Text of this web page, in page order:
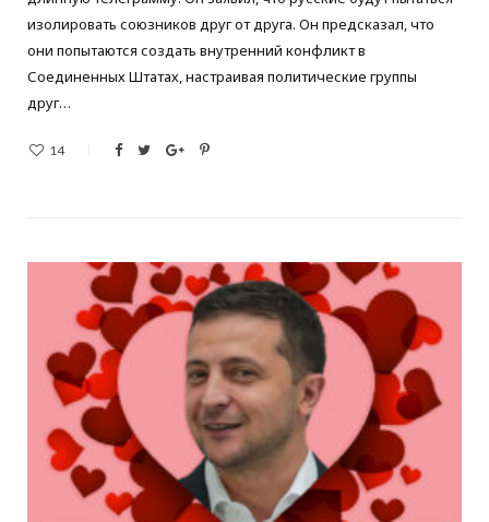
изолировать союзников друг от друга. Он предсказал, что
они попытаются создать внутренний конфликт в
Соединенных Штатах, настраивая политические группы
друг…
14